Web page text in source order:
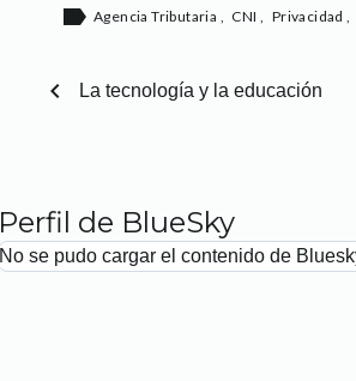
label Agencia Tributaria CNI Privacidad
chevron_left La tecnología y la educación
Perfil de BlueSky
No se pudo cargar el contenido de